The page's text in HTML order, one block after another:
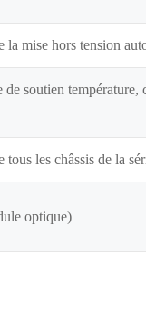
la mise hors tension
soutien température,
tous les châssis de la
optique)